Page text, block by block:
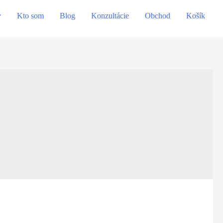
Kto som Blog Konzultácie Obchod Košík